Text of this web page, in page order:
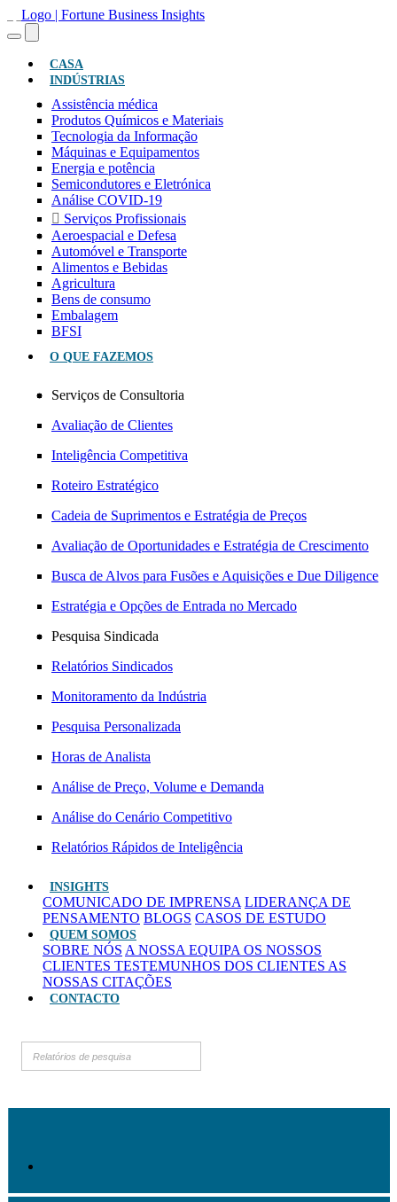
CASA
INDÚSTRIAS
Assistência médica
Produtos Químicos e Materiais
Tecnologia da Informação
Máquinas e Equipamentos
Energia e potência
Semicondutores e Eletrónica
Análise COVID-19
Serviços Profissionais
Aeroespacial e Defesa
Automóvel e Transporte
Alimentos e Bebidas
Agricultura
Bens de consumo
Embalagem
BFSI
O QUE FAZEMOS
Serviços de Consultoria
Avaliação de Clientes
Inteligência Competitiva
Roteiro Estratégico
Cadeia de Suprimentos e Estratégia de Preços
Avaliação de Oportunidades e Estratégia de Crescimento
Busca de Alvos para Fusões e Aquisições e Due Diligence
Estratégia e Opções de Entrada no Mercado
Pesquisa Sindicada
Relatórios Sindicados
Monitoramento da Indústria
Pesquisa Personalizada
Horas de Analista
Análise de Preço, Volume e Demanda
Análise do Cenário Competitivo
Relatórios Rápidos de Inteligência
INSIGHTS
COMUNICADO DE IMPRENSA LIDERANÇA DE
PENSAMENTO BLOGS CASOS DE ESTUDO
QUEM SOMOS
SOBRE NÓS A NOSSA EQUIPA OS NOSSOS
CLIENTES TESTEMUNHOS DOS CLIENTES AS
NOSSAS CITAÇÕES
CONTACTO